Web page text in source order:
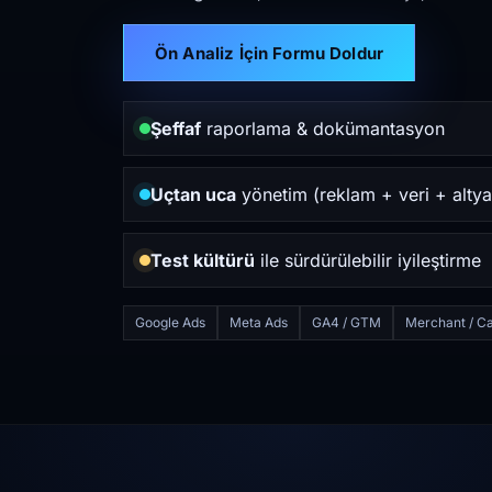
Ön Analiz İçin Formu Doldur
Şeffafraporlama & dokümantasyon
Uçtan uca yönetim (reklam + veri +
Test kültürü ile sürdürülebilir iyileştirme
Google Ads Meta Ads GA4 / GTM Merchant /